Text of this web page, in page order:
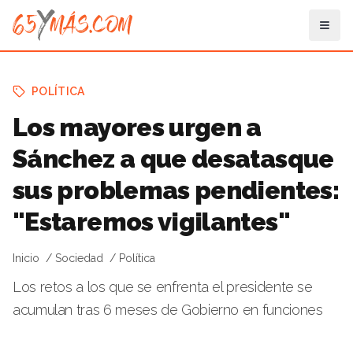
POLÍTICA
Los mayores urgen a
Sánchez a que desatasque
sus problemas pendientes:
"Estaremos vigilantes"
Inicio Sociedad Política
Los retos a los que se enfrenta el presidente se
acumulan tras 6 meses de Gobierno en funciones